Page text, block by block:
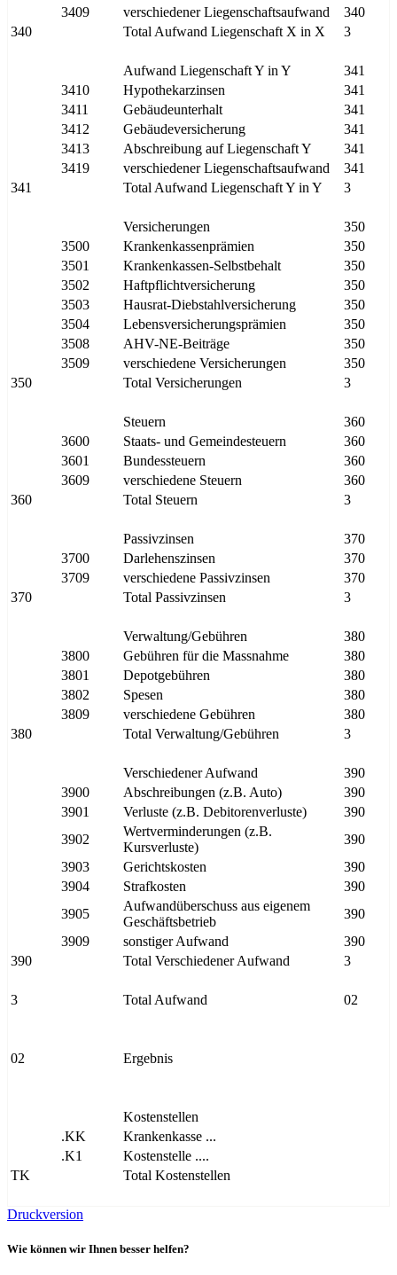
3409 verschiedener Liegenschaftsaufwand
340
340
Total Aufwand Liegenschaft X in X 3
Aufwand Liegenschaft Y in Y
341
3410
Hypothekarzinsen
341
3411
Gebäudeunterhalt
341
3412
Gebäudeversicherung
341
3413
Abschreibung auf Liegenschaft Y
341
3419
verschiedener Liegenschaftsaufwand
341
341
Total Aufwand Liegenschaft Y in Y 3
Versicherungen
350
3500
Krankenkassenprämien
350
3501
Krankenkassen-Selbstbehalt
350
3502
Haftpflichtversicherung
350
3503
Hausrat-Diebstahlversicherung
350
3504
Lebensversicherungsprämien
350
3508
AHV-NE-Beiträge
350
3509
verschiedene Versicherungen
350
350
Total Versicherungen 3
Steuern
360
3600
Staats- und Gemeindesteuern
360
3601
Bundessteuern
360
3609
verschiedene Steuern
360
360
Total Steuern 3
Passivzinsen
370
3700
Darlehenszinsen
370
3709
verschiedene Passivzinsen
370
370
Total Passivzinsen 3
Verwaltung/Gebühren
380
3800
Gebühren für die Massnahme
380
3801
Depotgebühren
380
3802
Spesen
380
3809
verschiedene Gebühren
380
380
Total Verwaltung/Gebühren 3
Verschiedener Aufwand
390
3900
Abschreibungen (z.B. Auto)
390
3901
Verluste (z.B. Debitorenverluste)
390
3902
Wertverminderungen (z.B.
Kursverluste)
390
3903
Gerichtskosten
390
3904
Strafkosten
390
3905
Aufwandüberschuss aus eigenem
Geschäftsbetrieb
390
3909
sonstiger Aufwand
390
390
Total Verschiedener Aufwand 3
3 Total Aufwand 02
02 Ergebnis
Kostenstellen
.KK
Krankenkasse ...
.K1
Kostenstelle ....
TK
Total Kostenstellen
Druckversion
Wie können wir Ihnen besser helfen?